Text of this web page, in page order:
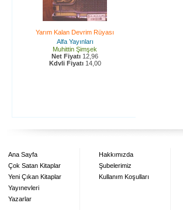
Yarım Kalan Devrim Rüyası
Alfa Yayınları
Muhittin Şimşek
Net Fiyatı 12,96
Kdvli Fiyatı 14,00
Ana Sayfa
Çok Satan Kitaplar
Yeni Çıkan Kitaplar
Yayınevleri
Yazarlar
Hakkımızda
Şubelerimiz
Kullanım Koşulları